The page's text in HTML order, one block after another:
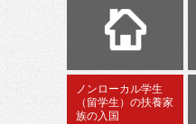
ノンローカル学生
（留学生）の扶養家
族の入国